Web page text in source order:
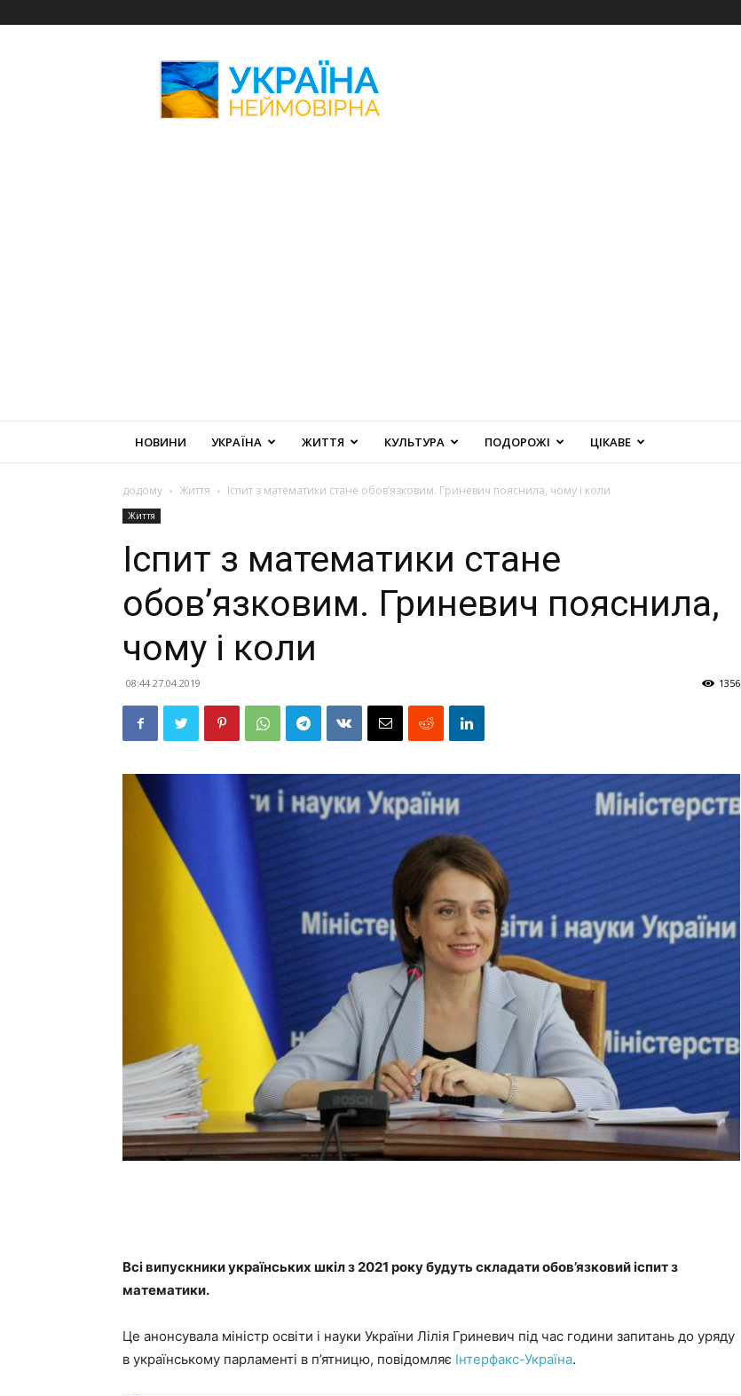
Неймовірна
НОВИНИ УКРАЇНА ЖИТТЯ КУЛЬТУРА ПОДОРОЖІ ЦІКАВЕ
додому Життя Іспит з математики стане обов’язковим. Гриневич пояснила, чому і коли
Життя
Іспит з математики стане
обов’язковим. Гриневич пояснила,
чому і коли
08:44 27.04.2019 1356
Всі випускники українських шкіл з 2021 року будуть складати обов’язковий іспит з
математики.
Це анонсувала міністр освіти і науки України Лілія Гриневич під час години запитань до уряду
в українському парламенті в п’ятницю, повідомляє Інтерфакс-Україна.